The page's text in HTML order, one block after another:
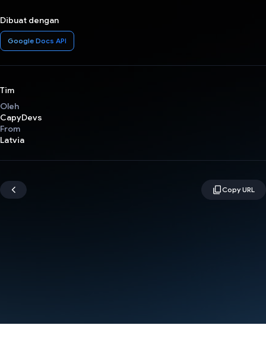
Dibuat dengan
Google Docs API
Tim
Oleh
CapyDevs
From
Latvia